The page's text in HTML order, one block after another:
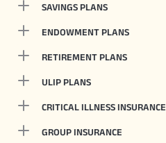
SAVINGS PLANS
ENDOWMENT PLANS
RETIREMENT PLANS
ULIP PLANS
CRITICAL ILLNESS INSURANCE
GROUP INSURANCE